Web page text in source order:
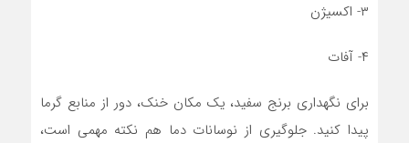
۳- اکسیژن
۴- آفات
برای نگهداری برنج سفید، یک مکان خنک، دور از منابع گرما
پیدا کنید. جلوگیری از نوسانات دما هم نکته مهمی است،